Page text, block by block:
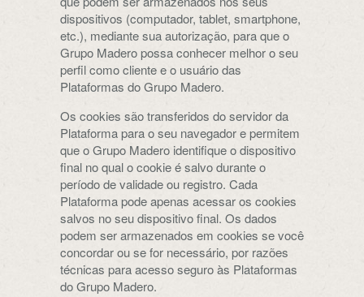
dispositivos (computador, tablet, smartphone,
etc.), mediante sua autorização, para que o
Grupo Madero possa conhecer melhor o seu
perfil como cliente e o usuário das
Plataformas do Grupo Madero.
Os cookies são transferidos do servidor da
Plataforma para o seu navegador e permitem
que o Grupo Madero identifique o dispositivo
final no qual o cookie é salvo durante o
período de validade ou registro. Cada
Plataforma pode apenas acessar os cookies
salvos no seu dispositivo final. Os dados
podem ser armazenados em cookies se você
concordar ou se for necessário, por razões
técnicas para acesso seguro às Plataformas
do Grupo Madero.